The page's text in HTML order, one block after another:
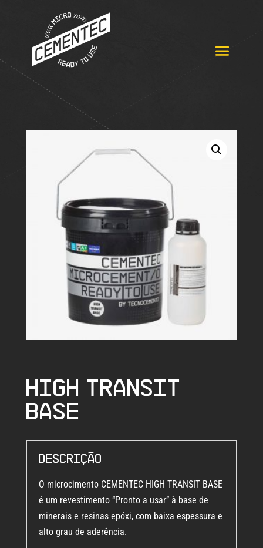
High Transit
Base
Descrição
O microcimento CEMENTEC HIGH TRANSIT BASE
é um revestimento “Pronto a usar” à base de
minerais e resinas epóxi, com baixa espessura e
alto grau de aderência.